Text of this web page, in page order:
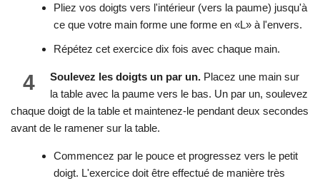
Pliez vos doigts vers l'intérieur (vers la paume) jusqu'à
ce que votre main forme une forme en «L» à l'envers.
Répétez cet exercice dix fois avec chaque main.
4 Soulevez les doigts un par un. Placez une main sur
la table avec la paume vers le bas. Un par un, soulevez
chaque doigt de la table et maintenez-le pendant deux secondes
avant de le ramener sur la table.
Commencez par le pouce et progressez vers le petit
doigt. L'exercice doit être effectué de manière très